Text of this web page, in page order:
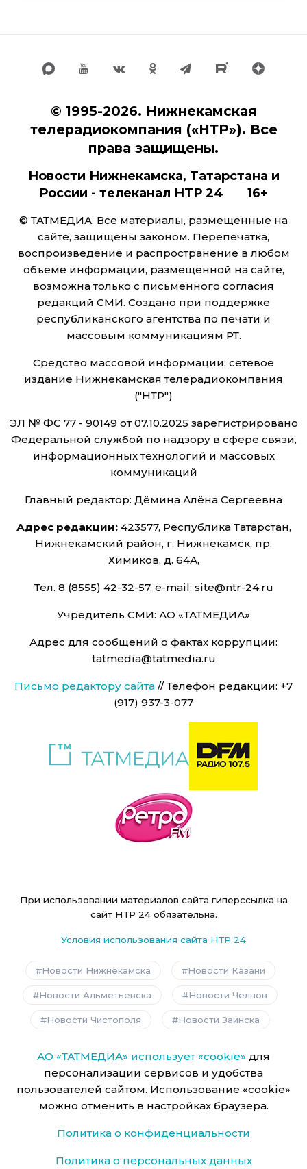
© 1995-2026. Нижнекамская
телерадиокомпания («НТР»). Все
права защищены.
Новости Нижнекамска, Татарстана и
России - телеканал НТР 24 16+
© ТАТМЕДИА. Все материалы, размещенные на
сайте, защищены законом. Перепечатка,
воспроизведение и распространение в любом
объеме информации, размещенной на сайте,
возможна только с письменного согласия
редакций СМИ. Создано при поддержке
республиканского агентства по печати и
массовым коммуникациям РТ.
Средство массовой информации: сетевое
издание Нижнекамская телерадиокомпания
("НТР")
ЭЛ № ФС 77 - 90149 от 07.10.2025 зарегистрировано
Федеральной службой по надзору в сфере связи,
информационных технологий и массовых
коммуникаций
Главный редактор: Дёмина Алёна Сергеевна
Адрес редакции:423577, Республика Татарстан,
Нижнекамский район, г. Нижнекамск, пр.
Химиков, д. 64А,
Тел. 8 (8555) 42-32-57, e-mail: site@ntr-24.ru
Учредитель СМИ: АО «ТАТМЕДИА»
Адрес для сообщений о фактах коррупции:
tatmedia@tatmedia.ru
Письмо редактору сайта // Телефон редакции: +7
(917) 937-3-077
При использовании материалов сайта гиперссылка на
сайт НТР 24 обязательна.
Условия использования сайта НТР 24
Новости Нижнекамска Новости Казани
Новости Альметьевска Новости Челнов
Новости Чистополя Новости Заинска
АО «ТАТМЕДИА» использует «cookie» для
персонализации сервисов и удобства
пользователей сайтом. Использование «cookie»
можно отменить в настройках браузера.
Политика о конфиденциальности
Политика о персональных данных